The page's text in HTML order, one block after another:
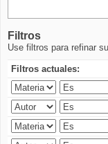
Filtros
Use filtros para refinar
Filtros actuales: